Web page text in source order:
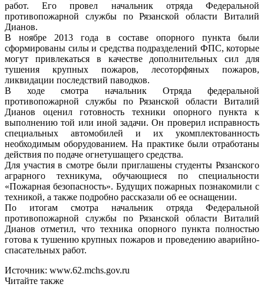
работ. Его провел начальник отряда Федеральной
противопожарной службы по Рязанской области Виталий
Дианов.
В ноябре 2013 года в составе опорного пункта были
сформированы силы и средства подразделений ФПС, которые
могут привлекаться в качестве дополнительных сил для
тушения крупных пожаров, лесоторфяных пожаров,
ликвидации последствий паводков.
В ходе смотра начальник Отряда федеральной
противопожарной службы по Рязанской области Виталий
Дианов оценил готовность техники опорного пункта к
выполнению той или иной задачи. Он проверил исправность
специальных автомобилей и их укомплектованность
необходимым оборудованием. На практике были отработаны
действия по подаче огнетушащего средства.
Для участия в смотре были приглашены студенты Рязанского
аграрного техникума, обучающиеся по специальности
«Пожарная безопасность». Будущих пожарных познакомили с
техникой, а также подробно рассказали об ее оснащении.
По итогам смотра начальник отряда Федеральной
противопожарной службы по Рязанской области Виталий
Дианов отметил, что техника опорного пункта полностью
готова к тушению крупных пожаров и проведению аварийно-
спасательных работ.
Источник: www.62.mchs.gov.ru
Читайте также